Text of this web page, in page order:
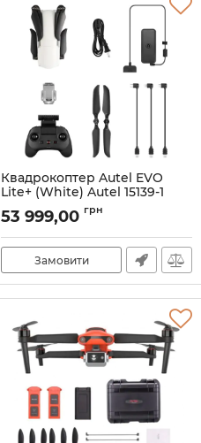
Квадрокоптер Autel EVO
Lite+ (White) Autel 15139-1
Артикул:21_13501/15139
53 999,00 грн
Замовити